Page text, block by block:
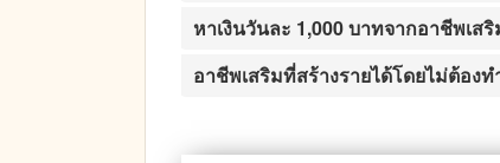
หาเงินวันละ 1,000 บาทจากอาชีพเส
อาชีพเสริมที่สร้างรายได้โดยไม่ต้อง